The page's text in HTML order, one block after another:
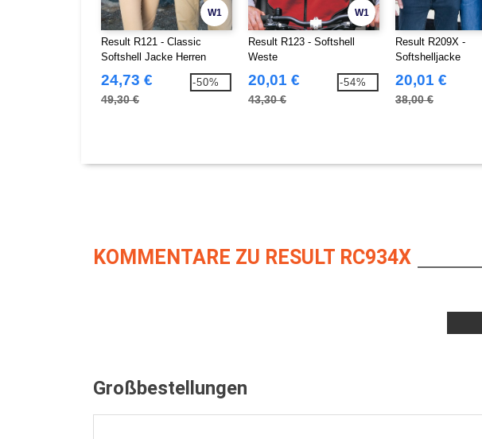
W1
Result R121 - Classic
Softshell Jacke Herren
24,73 €
49,30 €
-50%
W1
Result R123 - Softshell
Weste
20,01 €
43,30 €
-54%
Result R209X -
Softshelljacke
20,01 €
38,00 €
KOMMENTARE ZU RESULT RC934X
Großbestellungen